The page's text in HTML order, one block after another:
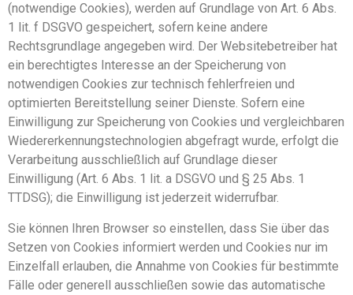
(notwendige Cookies), werden auf Grundlage von Art. 6 Abs.
1 lit. f DSGVO gespeichert, sofern keine andere
Rechtsgrundlage angegeben wird. Der Websitebetreiber hat
ein berechtigtes Interesse an der Speicherung von
notwendigen Cookies zur technisch fehlerfreien und
optimierten Bereitstellung seiner Dienste. Sofern eine
Einwilligung zur Speicherung von Cookies und vergleichbaren
Wiedererkennungstechnologien abgefragt wurde, erfolgt die
Verarbeitung ausschließlich auf Grundlage dieser
Einwilligung (Art. 6 Abs. 1 lit. a DSGVO und § 25 Abs. 1
TTDSG); die Einwilligung ist jederzeit widerrufbar.
Sie können Ihren Browser so einstellen, dass Sie über das
Setzen von Cookies informiert werden und Cookies nur im
Einzelfall erlauben, die Annahme von Cookies für bestimmte
Fälle oder generell ausschließen sowie das automatische